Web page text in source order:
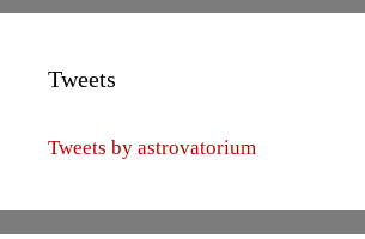
Tweets
Tweets by astrovatorium